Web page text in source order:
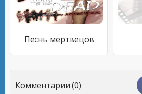
Песнь мертвецов
Комментарии (0)